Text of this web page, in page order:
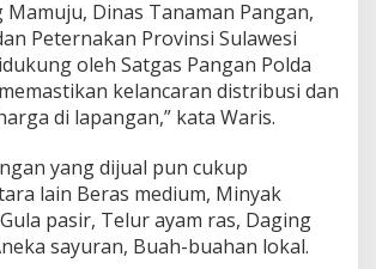
k
a
n
I
f
a
s
i
M
Mamuju, Dinas Tanaman Pangan,
Peternakan Provinsi Sulawesi
oleh Satgas Pangan Polda
kelancaran distribusi dan
di lapangan,” kata Waris.
yang dijual pun cukup
lain Beras medium, Minyak
pasir, Telur ayam ras, Daging
sayuran, Buah-buahan lokal.